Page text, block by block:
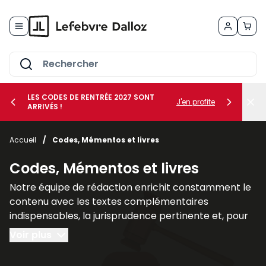
le sous-menu Vos métiers
le sous-menu Vos besoins
LES CODES DE RENTRÉE 2027 SONT
ARRIVÉS !
J'en profite
Accueil / Codes, Mémentos et livres
Codes, Mémentos et livres
Notre équipe de rédaction enrichit constamment le
contenu avec les textes complémentaires
indispensables, la jurisprudence pertinente et, pour
un nombre croissant de titres, des commentaires
explicatifs.